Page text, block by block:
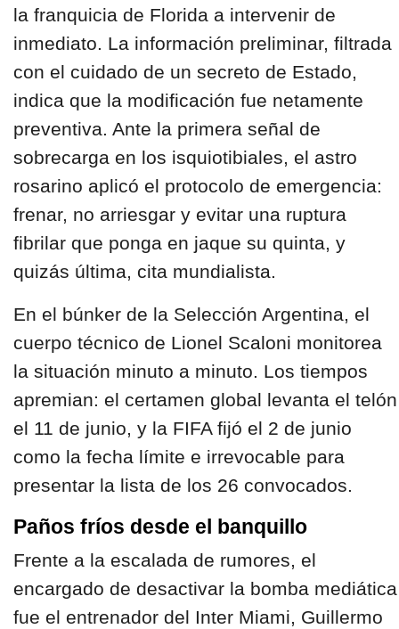
la franquicia de Florida a intervenir de
inmediato. La información preliminar, filtrada
con el cuidado de un secreto de Estado,
indica que la modificación fue netamente
preventiva. Ante la primera señal de
sobrecarga en los isquiotibiales, el astro
rosarino aplicó el protocolo de emergencia:
frenar, no arriesgar y evitar una ruptura
fibrilar que ponga en jaque su quinta, y
quizás última, cita mundialista.
En el búnker de la Selección Argentina, el
cuerpo técnico de Lionel Scaloni monitorea
la situación minuto a minuto. Los tiempos
apremian: el certamen global levanta el telón
el 11 de junio, y la FIFA fijó el 2 de junio
como la fecha límite e irrevocable para
presentar la lista de los 26 convocados.
Paños fríos desde el banquillo
Frente a la escalada de rumores, el
encargado de desactivar la bomba mediática
fue el entrenador del Inter Miami, Guillermo